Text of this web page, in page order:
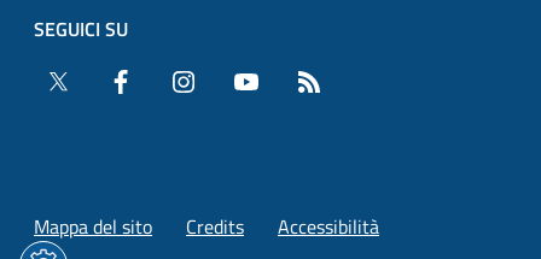
SEGUICI SU
Twitter
Facebook Instagram YouTube
Mappa del sito Credits Accessibilità